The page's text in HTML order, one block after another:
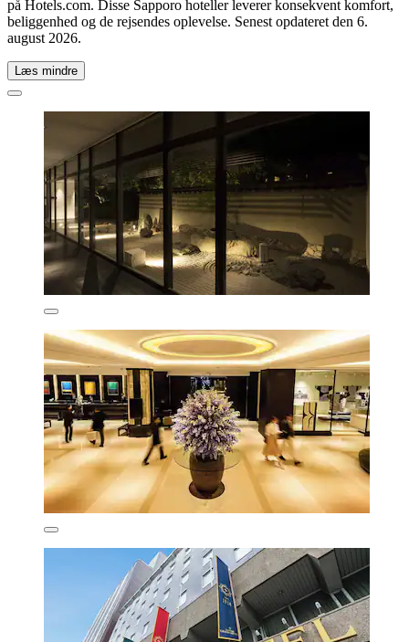
på Hotels.com. Disse Sapporo hoteller leverer konsekvent komfort,
beliggenhed og de rejsendes oplevelse. Senest opdateret den 6.
august 2026.
Læs mindre